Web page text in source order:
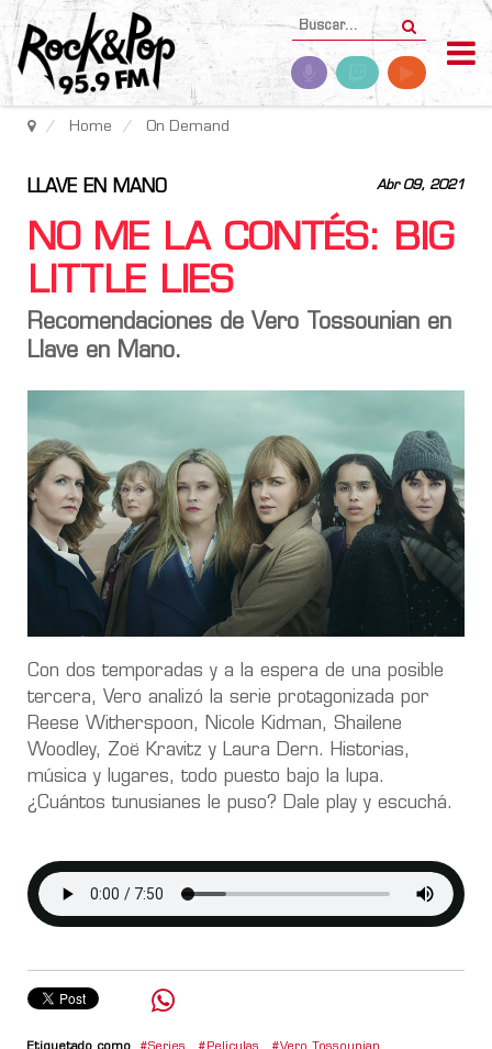
Home On Demand
Abr 09, 2021
LLAVE EN MANO
NO ME LA CONTÉS: BIG
LITTLE LIES
Recomendaciones de Vero Tossounian en
Llave en Mano.
Con dos temporadas y a la espera de una posible
tercera, Vero analizó la serie protagonizada por
Reese Witherspoon, Nicole Kidman, Shailene
Woodley, Zoë Kravitz y Laura Dern. Historias,
música y lugares, todo puesto bajo la lupa.
¿Cuántos tunusianes le puso? Dale play y escuchá.